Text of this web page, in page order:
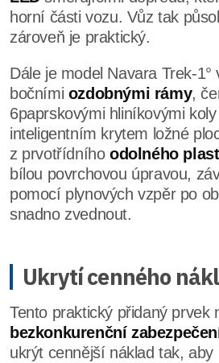
horní části vozu. Vůz tak
zároveň je praktický.
Dále je model Navara Trek-
bočními ozdobnými rámy,
6paprskovými hliníkovými
inteligentním krytem ložné
z prvotřídního odolného
bílou povrchovou úpravou,
pomocí plynových vzpěr po
snadno zvednout.
Ukrytí cenného
Tento praktický přidaný prvek
bezkonkurenční
ukrýt cennější náklad tak, aby